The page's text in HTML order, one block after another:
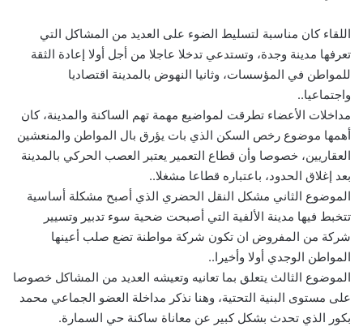
اللقاء كان مناسبة لتسليط الضوء على العديد من المشاكل التي
تعرفها مدينة وجدة، وتستدعي تدخلا عاجلا من أجل أولا إعادة الثقة
للمواطن في المؤسسات، وثانيا النهوض بالمدينة اقتصاديا
واجتماعيا..
مداخلات الأعضاء تطرقت لمواضيع مهمة تهم الساكنة والمدينة، كان
أهمها موضوع رخص السكن الذي بات يؤرق بال المواطن والمنعشين
العقاريين، خصوصا وأن قطاع التعمير يعتبر العصب الحركي بالمدينة
بعد إغلاق الحدود، باعتباره قطاعا مشغلا..
الموضوع الثاني مشكل النقل الحضري الذي أصبح مشكلة أساسية
تتخبط فيها مدينة الألفية التي أصبحت ضحية سوء تدبير وتسيير
شركة من المفروض ان تكون شركة مواطنة تضع صلب أعينها
المواطن الوجدي أولا وأخيرا..
الموضوع الثالث يتعلق بما تعانيه وتعيشه العديد من المشاكل خصوصا
على مستوى البنية التحتية، وهنا نذكر مداخلة العضو الجماعي محمد
بكور الذي تحدث بشكل كبير عن معاناة ساكنة حي السمارة.